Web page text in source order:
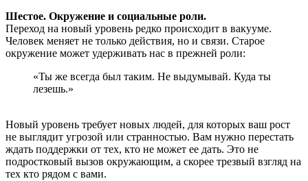
Шестое. Окружение и социальные роли.
Переход на новый уровень редко происходит в вакууме.
Человек меняет не только действия, но и связи. Старое
окружение может удерживать нас в прежней роли:
«Ты же всегда был таким. Не выдумывай. Куда ты
лезешь.»
Новый уровень требует новых людей, для которых ваш рост
не выглядит угрозой или странностью. Вам нужно перестать
ждать поддержки от тех, кто не может ее дать. Это не
подростковый вызов окружающим, а скорее трезвый взгляд на
тех кто рядом с вами.